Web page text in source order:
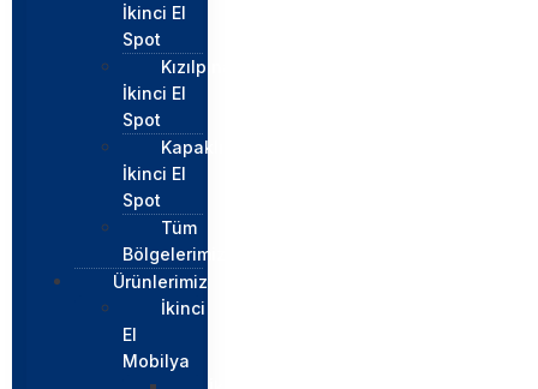
İkinci El
Spot
Kızılpınar
İkinci El
Spot
Kapaklı
İkinci El
Spot
Tüm
Bölgelerimiz
Ürünlerimiz
İkinci
El
Mobilya